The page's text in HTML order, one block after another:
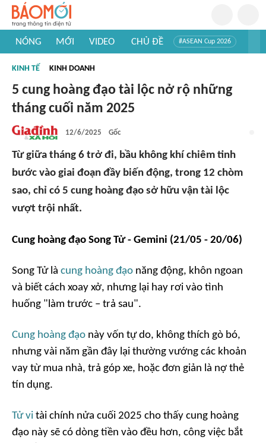
NÓNG MỚI VIDEO CHỦ ĐỀ #ASEAN Cup 2026
#Khám phá thế giới
KINH TẾ KINH DOANH
5 cung hoàng đạo tài lộc nở rộ những
tháng cuối năm 2025
12/6/2025 Gốc
Từ giữa tháng 6 trở đi, bầu không khí chiêm tinh
bước vào giai đoạn đầy biến động, trong 12 chòm
sao, chỉ có 5 cung hoàng đạo sở hữu vận tài lộc
vượt trội nhất.
Cung hoàng đạo Song Tử - Gemini (21/05 - 20/06)
Song Tử là cung hoàng đạo năng động, khôn ngoan
và biết cách xoay xở, nhưng lại hay rơi vào tình
huống "làm trước – trả sau".
Cung hoàng đạo này vốn tự do, không thích gò bó,
nhưng vài năm gần đây lại thường vướng các khoản
vay từ mua nhà, trả góp xe, hoặc đơn giản là nợ thẻ
tín dụng.
Tử vi tài chính nửa cuối 2025 cho thấy cung hoàng
đạo này sẽ có dòng tiền vào đều hơn, công việc bắt